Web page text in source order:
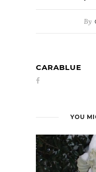
By
CARABLUE
YOU